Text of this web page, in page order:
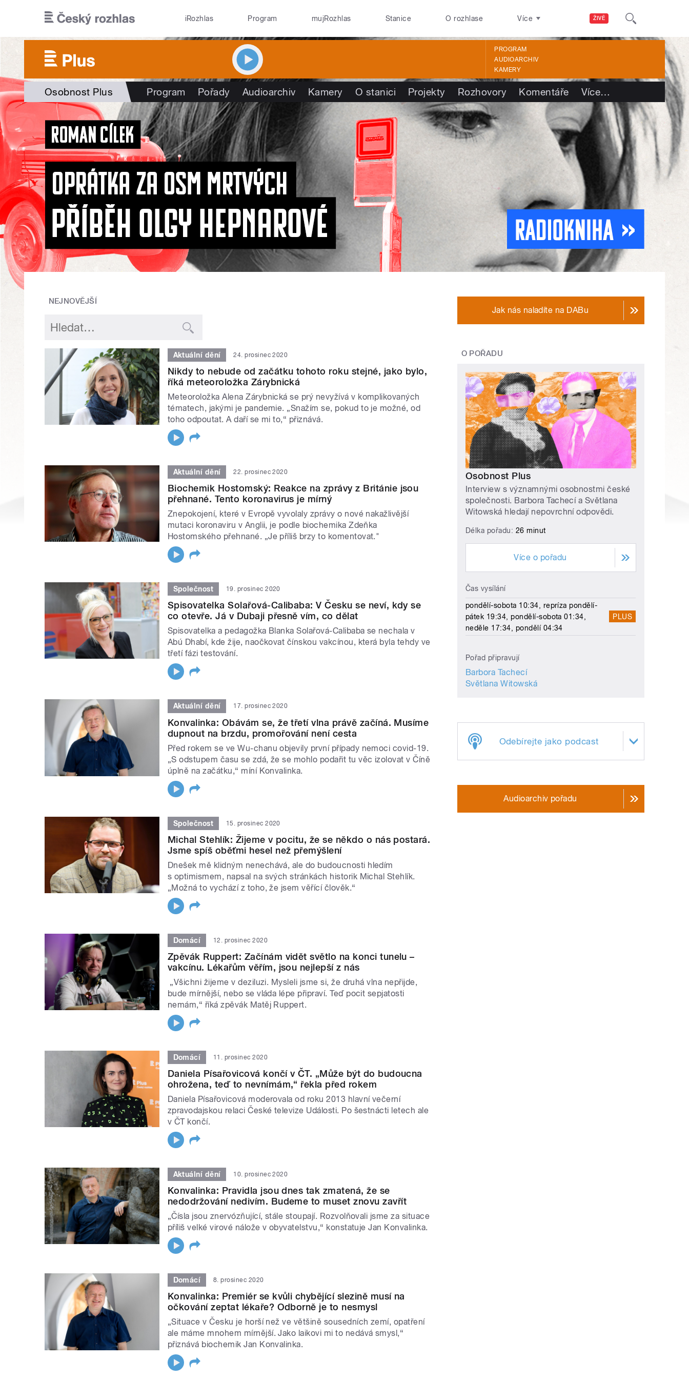
ŽIVĚ
iRozhlas Program mujRozhlas Stanice O rozhlase Více
PROGRAM
AUDIOARCHIV
KAMERY
Osobnost Plus Program Pořady Audioarchiv Kamery O stanici Projekty Rozhovory Komentáře Více…
NEJNOVĚJŠÍ
Aktuální dění 24. prosinec 2020
Nikdy to nebude od začátku tohoto roku stejné, jako bylo,
říká meteoroložka Zárybnická
Meteoroložka Alena Zárybnická se prý nevyžívá v komplikovaných
tématech, jakými je pandemie. „Snažím se, pokud to je možné, od
toho odpoutat. A daří se mi to,“ přiznává.
Aktuální dění 22. prosinec 2020
Biochemik Hostomský: Reakce na zprávy z Británie jsou
přehnané. Tento koronavirus je mírný
Znepokojení, které v Evropě vyvolaly zprávy o nové nakažlivější
mutaci koronaviru v Anglii, je podle biochemika Zdeňka
Hostomského přehnané. „Je příliš brzy to komentovat."
Společnost 19. prosinec 2020
Spisovatelka Solařová-Calibaba: V Česku se neví, kdy se
co otevře. Já v Dubaji přesně vím, co dělat
Spisovatelka a pedagožka Blanka Solařová-Calibaba se nechala v
Abú Dhabí, kde žije, naočkovat čínskou vakcínou, která byla tehdy ve
třetí fázi testování.
Aktuální dění 17. prosinec 2020
Konvalinka: Obávám se, že třetí vlna právě začíná. Musíme
dupnout na brzdu, promořování není cesta
Před rokem se ve Wu-chanu objevily první případy nemoci covid-19.
„S odstupem času se zdá, že se mohlo podařit tu věc izolovat v Číně
úplně na začátku,“ míní Konvalinka.
Společnost 15. prosinec 2020
Michal Stehlík: Žijeme v pocitu, že se někdo o nás postará.
Jsme spíš oběťmi hesel než přemýšlení
Dnešek mě klidným nenechává, ale do budoucnosti hledím
s optimismem, napsal na svých stránkách historik Michal Stehlík.
„Možná to vychází z toho, že jsem věřící člověk.“
Domácí 12. prosinec 2020
Zpěvák Ruppert: Začínám vidět světlo na konci tunelu –
vakcínu. Lékařům věřím, jsou nejlepší z nás
„Všichni žijeme v deziluzi. Mysleli jsme si, že druhá vlna nepřijde,
bude mírnější, nebo se vláda lépe připraví. Teď pocit sepjatosti
nemám,“ říká zpěvák Matěj Ruppert.
Domácí 11. prosinec 2020
Daniela Písařovicová končí v ČT. „Může být do budoucna
ohrožena, teď to nevnímám,“ řekla před rokem
Daniela Písařovicová moderovala od roku 2013 hlavní večerní
zpravodajskou relaci České televize Události. Po šestnácti letech ale
v ČT končí.
Aktuální dění 10. prosinec 2020
Konvalinka: Pravidla jsou dnes tak zmatená, že se
nedodržování nedivím. Budeme to muset znovu zavřít
„Čísla jsou znervózňující, stále stoupají. Rozvolňovali jsme za situace
příliš velké virové nálože v obyvatelstvu,“ konstatuje Jan Konvalinka.
Domácí 8. prosinec 2020
Konvalinka: Premiér se kvůli chybějící slezině musí na
očkování zeptat lékaře? Odborně je to nesmysl
„Situace v Česku je horší než ve většině sousedních zemí, opatření
ale máme mnohem mírnější. Jako laikovi mi to nedává smysl,“
přiznává biochemik Jan Konvalinka.
Jak nás naladíte na DABu
O POŘADU
Osobnost Plus
Interview s významnými osobnostmi české
společnosti. Barbora Tachecí a Světlana
Witowská hledají nepovrchní odpovědi.
Délka pořadu: 26 minut
Více o pořadu
Čas vysílání
pondělí-sobota 10:34, repríza pondělí-
pátek 19:34, pondělí-sobota 01:34,
neděle 17:34, pondělí 04:34
PLUS
Pořad připravují
Barbora Tachecí
Světlana Witowská
Odebírejte jako podcast
Audioarchiv pořadu